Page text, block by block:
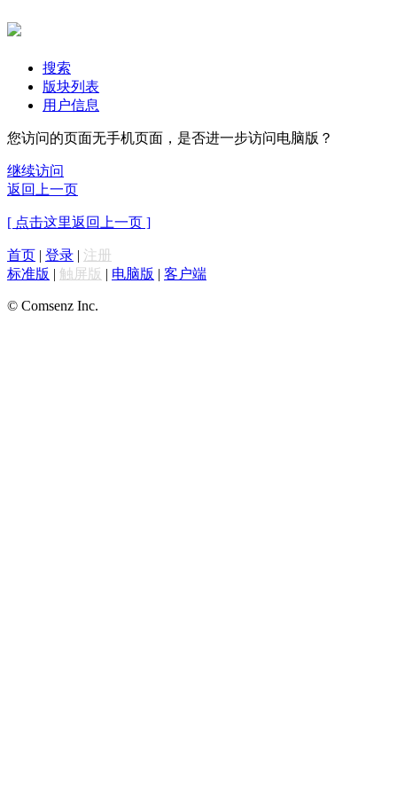
搜索
版块列表
用户信息
您访问的页面无手机页面，是否进一步访问电脑版？
继续访问
返回上一页
[ 点击这里返回上一页 ]
首页 | 登录 | 注册
标准版 | 触屏版 | 电脑版 | 客户端
© Comsenz Inc.